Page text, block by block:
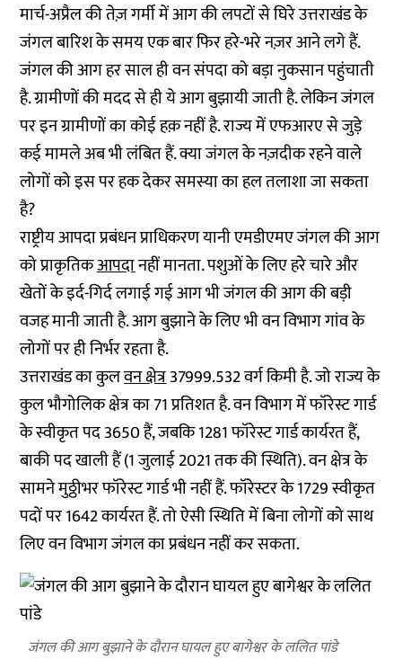
मार्च-अप्रैल की तेज़ गर्मी में आग की लपटों से घिरे उत्तराखंड के
जंगल बारिश के समय एक बार फिर हरे-भरे नज़र आने लगे हैं.
जंगल की आग हर साल ही वन संपदा को बड़ा नुकसान पहुंचाती
है. ग्रामीणों की मदद से ही ये आग बुझायी जाती है. लेकिन जंगल
पर इन ग्रामीणों का कोई हक़ नहीं है. राज्य में एफआरए से जुड़े
कई मामले अब भी लंबित हैं. क्या जंगल के नज़दीक रहने वाले
लोगों को इस पर हक देकर समस्या का हल तलाशा जा सकता
है?
राष्ट्रीय आपदा प्रबंधन प्राधिकरण यानी एमडीएमए जंगल की आग
को प्राकृतिकआपदानहीं मानता. पशुओं के लिए हरे चारे और
खेतों के इर्द-गिर्द लगाई गई आग भी जंगल की आग की बड़ी
वजह मानी जाती है. आग बुझाने के लिए भी वन विभाग गांव के
लोगों पर ही निर्भर रहता है.
उत्तराखंड का कुलवन क्षेत्र37999.532 वर्ग किमी है. जो राज्य के
कुल भौगोलिक क्षेत्र का 71 प्रतिशत है. वन विभाग में फॉरेस्ट गार्ड
के स्वीकृत पद 3650 हैं, जबकि 1281 फॉरेस्ट गार्ड कार्यरत हैं,
बाकी पद खाली हैं (1 जुलाई 2021 तक की स्थिति). वन क्षेत्र के
सामने मुठ्ठीभर फॉरेस्ट गार्ड भी नहीं हैं. फॉरेस्टर के 1729 स्वीकृत
पदों पर 1642 कार्यरत हैं. तो ऐसी स्थिति में बिना लोगों को साथ
लिए वन विभाग जंगल का प्रबंधन नहीं कर सकता.
जंगल की आग बुझाने के दौरान घायल हुए बागेश्वर के ललित पांडे